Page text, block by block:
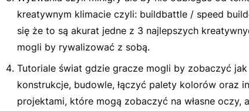
kreatywnym klimacie czyli: buildbattle / speed
się że to są akurat jedne z 3 najlepszych
mogli by rywalizować z sobą.
Tutoriale świat gdzie gracze mogli by zobaczyć
konstrukcje, budowle, łączyć palety kolorów oraz
projektami, które mogą zobaczyć na własne oczy,